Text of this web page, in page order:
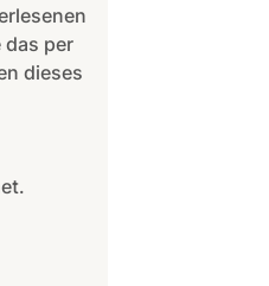
das per
dieses